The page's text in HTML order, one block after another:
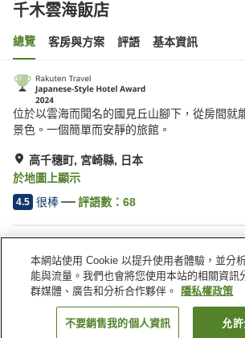
千木雲海飯店
總覽 客房與方案 評語 基本資訊
位於以雲海而聞名的國見丘山腳下，從房間就
景色。一個簡單而安靜的旅館。
高千穗町, 宮崎縣, 日本
於地圖上顯示
4.5 很棒 評語數： 68
停車場
自動販賣機
商店
接送服務
日本 宮崎縣 高千穗町 千木雲
找客房
本網站使用 Cookie 以提升使用者體驗，並分
能與流量。我們也會將您使用本站的相關資訊
群媒體、廣告和分析合作夥伴。
隱私權政策
不要銷售我的個人資訊 允